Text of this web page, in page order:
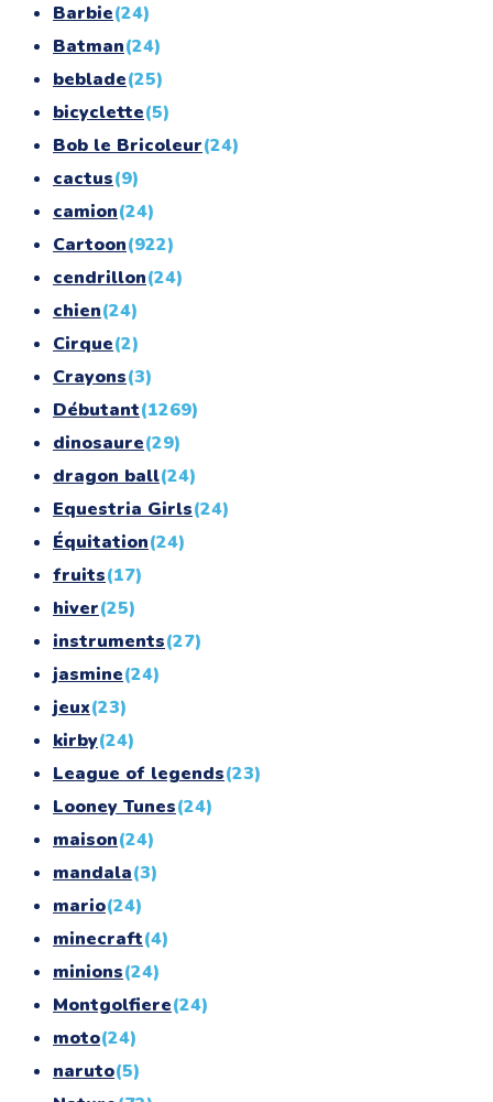
Barbie(24)
Batman(24)
beblade(25)
bicyclette(5)
Bob le Bricoleur(24)
cactus(9)
camion(24)
Cartoon(922)
cendrillon(24)
chien(24)
Cirque(2)
Crayons(3)
Débutant(1269)
dinosaure(29)
dragon ball(24)
Equestria Girls(24)
Équitation(24)
fruits(17)
hiver(25)
instruments(27)
jasmine(24)
jeux(23)
kirby(24)
League of legends(23)
Looney Tunes(24)
maison(24)
mandala(3)
mario(24)
minecraft(4)
minions(24)
Montgolfiere(24)
moto(24)
naruto(5)